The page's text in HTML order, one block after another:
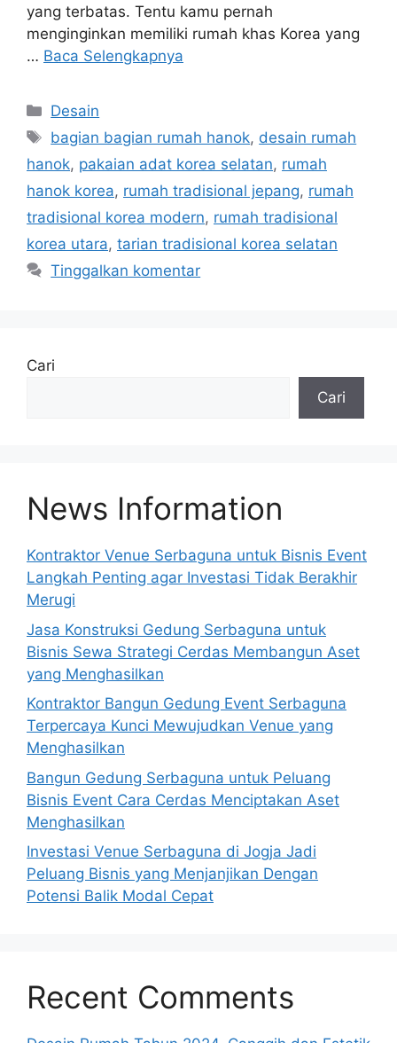
yang terbatas. Tentu kamu pernah
menginginkan memiliki rumah khas Korea yang
… Baca Selengkapnya
Kategori
Desain
Tag
bagian bagian rumah hanok, desain rumah
hanok, pakaian adat korea selatan, rumah
hanok korea, rumah tradisional jepang, rumah
tradisional korea modern, rumah tradisional
korea utara, tarian tradisional korea selatan
Tinggalkan komentar
Cari
Cari
News Information
Kontraktor Venue Serbaguna untuk Bisnis Event
Langkah Penting agar Investasi Tidak Berakhir
Merugi
Jasa Konstruksi Gedung Serbaguna untuk
Bisnis Sewa Strategi Cerdas Membangun Aset
yang Menghasilkan
Kontraktor Bangun Gedung Event Serbaguna
Terpercaya Kunci Mewujudkan Venue yang
Menghasilkan
Bangun Gedung Serbaguna untuk Peluang
Bisnis Event Cara Cerdas Menciptakan Aset
Menghasilkan
Investasi Venue Serbaguna di Jogja Jadi
Peluang Bisnis yang Menjanjikan Dengan
Potensi Balik Modal Cepat
Recent Comments